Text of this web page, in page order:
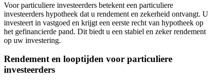
Voor particuliere investeerders betekent een particuliere
investeerders hypotheek dat u rendement en zekerheid ontvangt. U
investeert in vastgoed en krijgt een eerste recht van hypotheek op
het gefinancierde pand. Dit biedt u een stabiel en zeker rendement
op uw investering.
Rendement en looptijden voor particuliere
investeerders